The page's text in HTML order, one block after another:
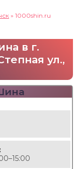
» 1000shin.ru
в г.
ул.,